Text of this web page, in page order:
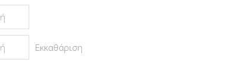
Εκκαθάριση